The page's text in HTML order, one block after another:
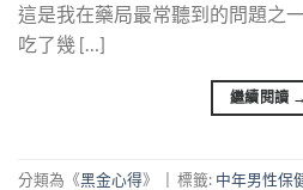
這是我在藥局最常聽到的問題之
吃了幾 […]
繼續閱讀 →
分類為《黑金心得》 標籤: 中年男性保